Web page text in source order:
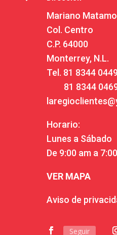
Mariano
Col. Centro
C.P. 64000
Monterrey, N.L.
Tel. 81 8344
81 8344
Horario:
Lunes a Sábado
De 9:00 am a
VER MAPA
Aviso de
Seguir